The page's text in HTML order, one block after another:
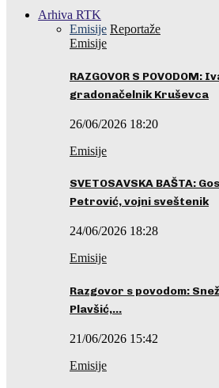
Arhiva RTK
Emisije Reportaže
Emisije
RAZGOVOR S POVODOM:
gradonačelnik Kruševca
26/06/2026 18:20
Emisije
SVETOSAVSKA BAŠTA:
Petrović, vojni sveštenik
24/06/2026 18:28
Emisije
Razgovor s povodom:
Plavšić,…
21/06/2026 15:42
Emisije